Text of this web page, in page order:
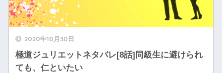
2020年10月30日
極道ジュリエットネタバレ[8話]同級生に避けられ
ても、仁といたい